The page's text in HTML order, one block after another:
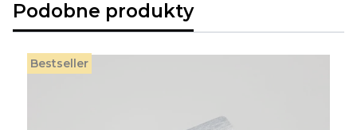
Podobne produkty
Bestseller